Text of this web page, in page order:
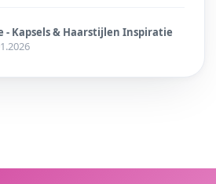
- Kapsels & Haarstijlen Inspiratie